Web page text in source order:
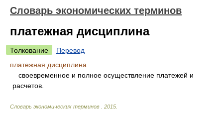
Словарь экономических терминов
платежная дисциплина
Толкование
Перевод
платежная дисциплина
своевременное и полное осуществление платежей и
расчетов.
Словарь экономических терминов 2015